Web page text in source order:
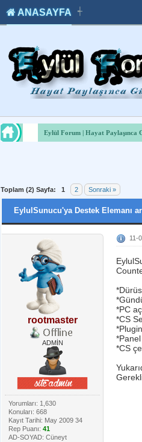
ANASAYFA ┽
Eylül Forum | Hayat Paylaşınca
Toplam (2) Sayfa: 1 2 Sonraki »
EylulSunucu'ya Destek Elemanı
rootmaster
ADMİN
Yorumları: 1,630
Konuları: 668
Kayıt Tarihi: May 2009 34
Rep Puanı: 41
AD-SOYAD: Cüneyt
11-
*PC
*CS
*CS